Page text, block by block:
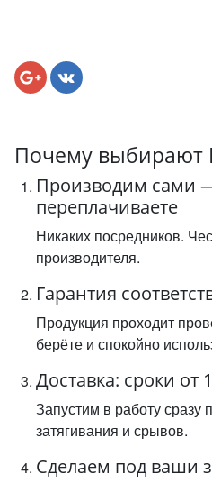
Почему
Производим сами
переплачиваете
Никаких посредников.
производителя.
Гарантия
Продукция проходит
берёте и спокойно
Доставка: сроки от
Запустим в работу сразу
затягивания и срывов.
Сделаем под ваши